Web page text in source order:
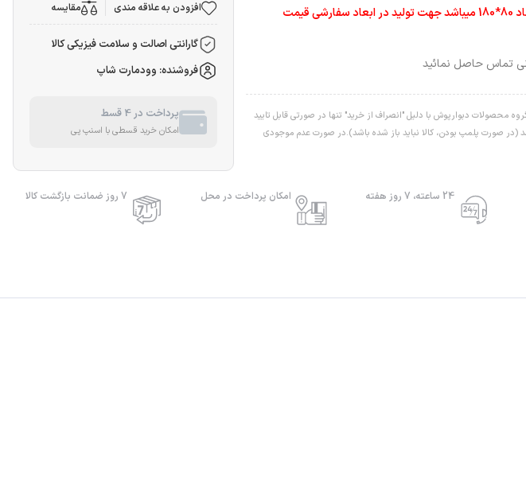
قیمت درج شده بر اساس ابعاد 80*180 میباشد جهت تولید در ابعاد سفارشی قیمت
تماس حاصل نمائید
محصولات دبوارپوش با دلیل "انصراف از خرید" تنها در صورتی قابل تایید
(در صورت پلمپ بودن، کالا نباید باز شده باشد).در صورت عدم موجودی
افزودن به علاقه مندی مقایسه
گارانتی اصالت و سلامت فیزیکی کالا
فروشنده: وودمارت شاپ
پرداخت در 4 قسط
امکان خرید قسطی با اسنپ پی
24 ساعته، 7 روز هفته امکان پرداخت در محل 7 روز ضمانت بازگشت کالا